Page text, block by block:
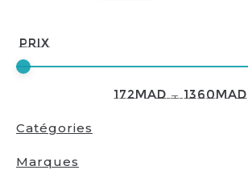
Prix
172MAD—1360MAD
Catégories
Marques